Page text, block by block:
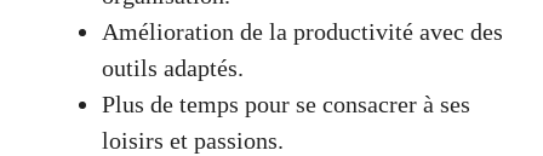
Amélioration de la productivité avec des
outils adaptés.
Plus de temps pour se consacrer à ses
loisirs et passions.